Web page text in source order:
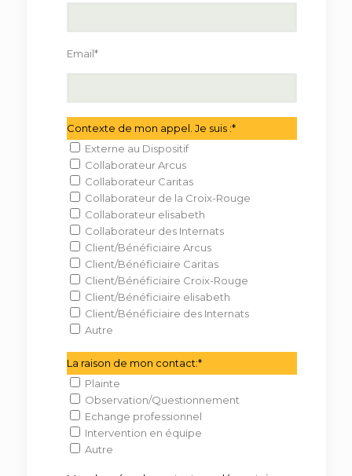
Email*
Contexte de mon appel. Je suis :*
Externe au Dispositif
Collaborateur Arcus
Collaborateur Caritas
Collaborateur de la Croix-Rouge
Collaborateur elisabeth
Collaborateur des Internats
Client/Bénéficiaire Arcus
Client/Bénéficiaire Caritas
Client/Bénéficiaire Croix-Rouge
Client/Bénéficiaire elisabeth
Client/Bénéficiaire des Internats
Autre
La raison de mon contact:*
Plainte
Observation/Questionnement
Echange professionnel
Intervention en équipe
Autre